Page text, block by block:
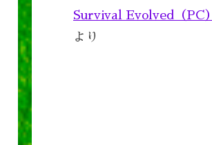
Survival Evolved（PC）
より